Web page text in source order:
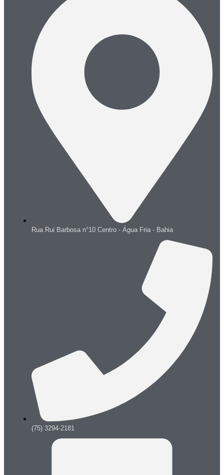
Rua Rui Barbosa n°10 Centro - Água Fria - Bahia
(75) 3294-2181